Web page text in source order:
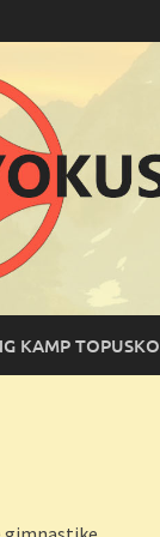
KAMP TOPUSKO